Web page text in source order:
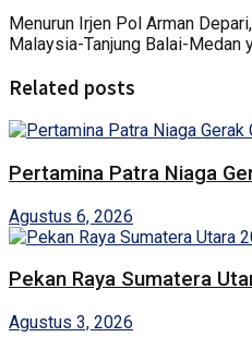
Menurun Irjen Pol Arman
Malaysia-Tanjung Balai-Medan
Related posts
Pertamina Patra Niaga
Agustus 6, 2026
Pekan Raya Sumatera
Agustus 3, 2026